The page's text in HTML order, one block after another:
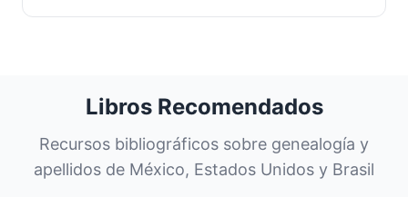
Libros Recomendados
Recursos bibliográficos sobre genealogía y
apellidos de México, Estados Unidos y Brasil